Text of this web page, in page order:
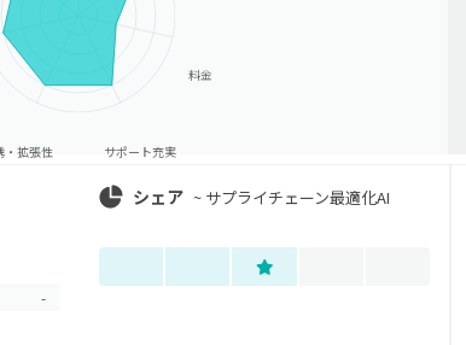
料金
サポート充実
・拡張性
-
シェア ~ サプライチェーン最適化AI